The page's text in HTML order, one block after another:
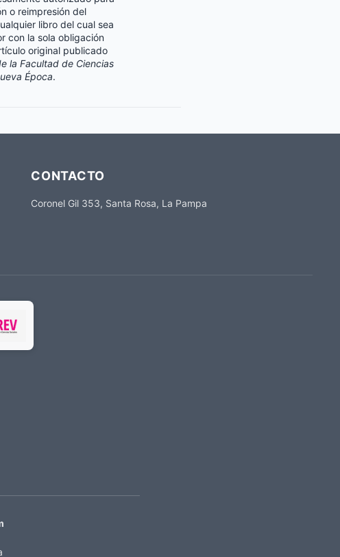
o reimpresión del
libro del cual sea
con la sola obligación
original publicado
la Facultad de Ciencias
Época.
CONTACTO
Coronel Gil 353, Santa Rosa, La Pampa